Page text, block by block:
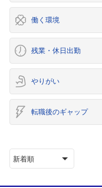
働く環境
残業・休日出勤
やりがい
転職後のギャップ
新着順